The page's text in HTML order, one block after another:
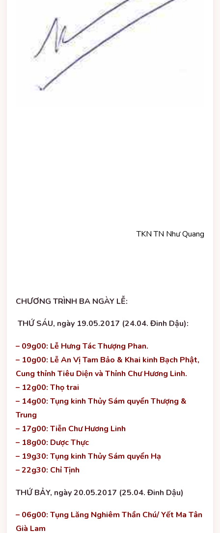
TKN TN Như Quang
CHƯƠNG TRÌNH BA NGÀY LỄ:
THỨ SÁU, ngày 19.05.2017 (24.04. Đinh Dậu):
– 09g00: Lễ Hưng Tác Thượng Phan.
– 10g00: Lễ An Vị Tam Bảo & Khai kinh Bạch Phật,
Cung thỉnh Tiêu Diện và Thỉnh Chư Hương Linh.
– 12g00: Thọ trai
– 14g00: Tụng kinh Thủy Sám quyển Thượng &
Trung
– 17g00: Tiễn Chư Hương Linh
– 18g00: Dược Thực
– 19g30: Tụng kinh Thủy Sám quyển Hạ
– 22g30: Chỉ Tịnh
THỨ BẢY, ngày 20.05.2017 (25.04. Đinh Dậu)
– 06g00: Tụng Lăng Nghiêm Thần Chú/ Yết Ma Tân
Già Lam